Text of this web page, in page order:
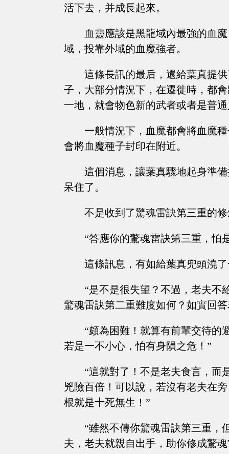
活下去，并成長起來。
血靈應該是黑龍域內最強的血
域，投靠外域的血魔強者。
這條長訊的最后，還給葉真提
子，大部分情況下，在遷徙時，都
一地，就會物色新的武者或者是普
一般情況下，血魔都會將血魔
會將血魔種子封印在附近。
這個消息，讓葉真驟地起身準
呆住了。
不是收到了驚魂雷訣第三重的
“答應你的驚魂雷訣第三重，怕
這條訊息，有如給葉真兜頭澆
“是不是很失望？不過，老夫不
驚魂雷訣第二重難度如何？如實回
“頗為困難！就算有前輩交待的
若是一不小心，怕有身隕之危！”
“這就對了！不是老夫食言，而
兇險百倍！可以說，若沒有老夫在
根就是十死無生！”
“雖然不傳你驚魂雷訣第三重，
夫，老夫就親自出手，助你修成驚